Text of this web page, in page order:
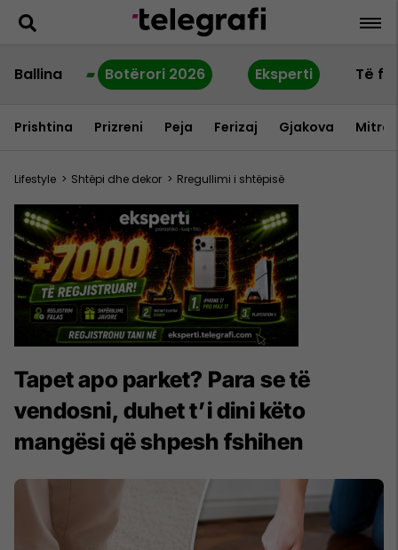
Ballina Botërori 2026 Eksperti Të
Prishtina Prizreni Peja Ferizaj Gjakova
Lifestyle > Shtëpi dhe dekor > Rregullimi i shtëpisë
Tapet apo parket? Para se të
vendosni, duhet t’i dini këto
mangësi që shpesh fshihen